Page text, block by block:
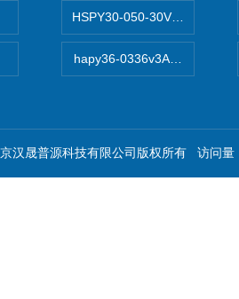
HSPY30-050-30V/-05A可调
hapy36-0336v3A高精度小型
汉晟普源科技有限公司版权所有 访问量